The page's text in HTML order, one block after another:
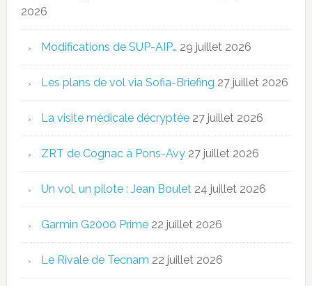
2026
Modifications de SUP-AIP… 29 juillet 2026
Les plans de vol via Sofia-Briefing 27 juillet 2026
La visite médicale décryptée 27 juillet 2026
ZRT de Cognac à Pons-Avy 27 juillet 2026
Un vol, un pilote : Jean Boulet 24 juillet 2026
Garmin G2000 Prime 22 juillet 2026
Le Rivale de Tecnam 22 juillet 2026